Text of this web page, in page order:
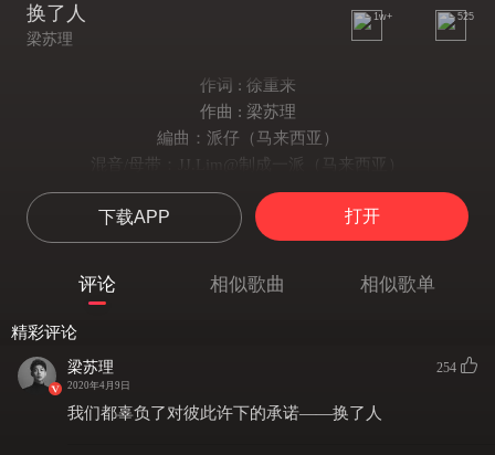
换了人
梁苏理
1w+ 525
作词 : 徐重来
作曲 : 梁苏理
編曲：派仔（马来西亚）
混音/母带：JJ.Lim@制成一派（马来西亚）
和聲：李秋慧（马来西亚）
制作统筹：瑞业（马来西亚）
点亮你城市的灯 做一回路人
时间啊 是多狠的刀刃
一生啊 变成漫长无趣的进程
下载APP 打开
评论 相似歌曲 相似歌单
精彩评论
梁苏理
2020年4月9日
254
我们都辜负了对彼此许下的承诺——换了人